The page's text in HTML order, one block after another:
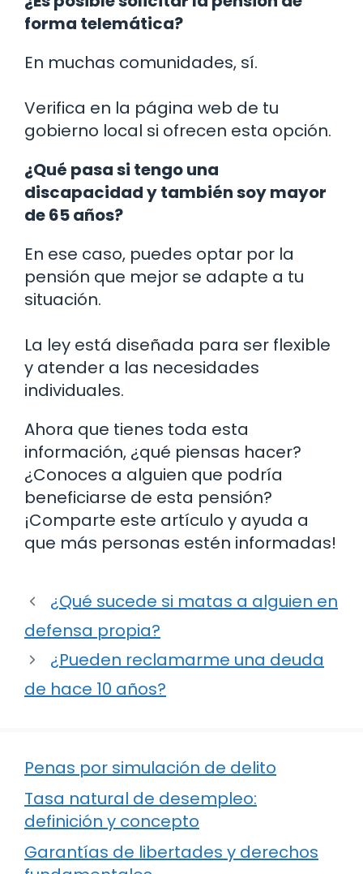
forma telemática?
En muchas comunidades, sí.
Verifica en la página web de tu
gobierno local si ofrecen esta opción.
¿Qué pasa si tengo una
discapacidad y también soy mayor
de 65 años?
En ese caso, puedes optar por la
pensión que mejor se adapte a tu
situación.
La ley está diseñada para ser flexible
y atender a las necesidades
individuales.
Ahora que tienes toda esta
información, ¿qué piensas hacer?
¿Conoces a alguien que podría
beneficiarse de esta pensión?
¡Comparte este artículo y ayuda a
que más personas estén informadas!
¿Qué sucede si matas a alguien en
defensa propia?
¿Pueden reclamarme una deuda
de hace 10 años?
Penas por simulación de delito
Tasa natural de desempleo:
definición y concepto
Garantías de libertades y derechos